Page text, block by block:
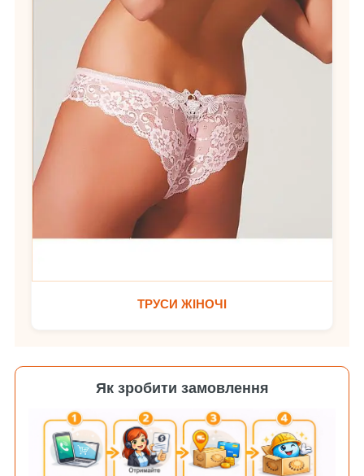
ТРУСИ ЖІНОЧІ
Як зробити замовлення